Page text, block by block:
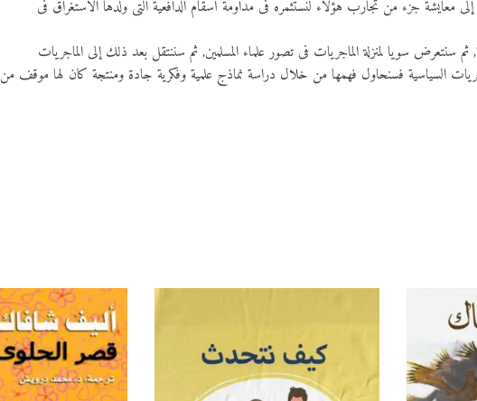
معايشة جزء من تجارب هؤلاء لنستثمره فى مداومة أسقام الدافعية التى ولدها الاستغراق فى
سويا لمنزلة الماجريات فى تصور علماء المسلمين, ثم سننتقل بعد ذلك إلى الماجريات
السياسية فسنحاول فهمها من خلال دراسة نماذج علمية وفكرية جادة ومنتجة كان لها موقف من